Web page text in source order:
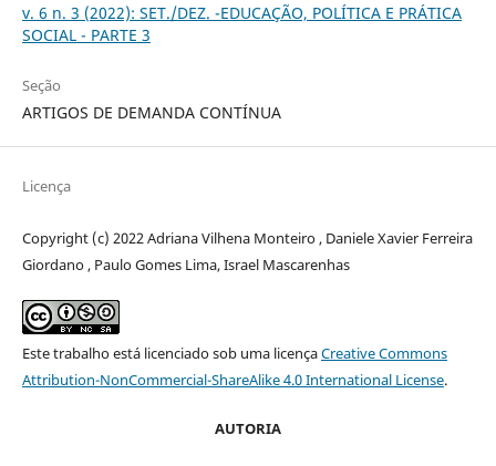
v. 6 n. 3 (2022): SET./DEZ. -EDUCAÇÃO, POLÍTICA E PRÁTICA
SOCIAL - PARTE 3
Seção
ARTIGOS DE DEMANDA CONTÍNUA
Licença
Copyright (c) 2022 Adriana Vilhena Monteiro , Daniele Xavier Ferreira
Giordano , Paulo Gomes Lima, Israel Mascarenhas
Este trabalho está licenciado sob uma licençaCreative Commons
Attribution-NonCommercial-ShareAlike 4.0 International License.
AUTORIA